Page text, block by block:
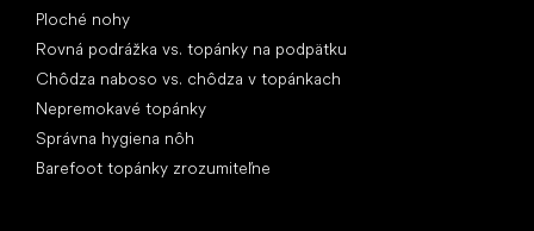
Ploché nohy
Rovná podrážka vs. topánky na podpätku
Chôdza naboso vs. chôdza v topánkach
Nepremokavé topánky
Správna hygiena nôh
Barefoot topánky zrozumiteľne